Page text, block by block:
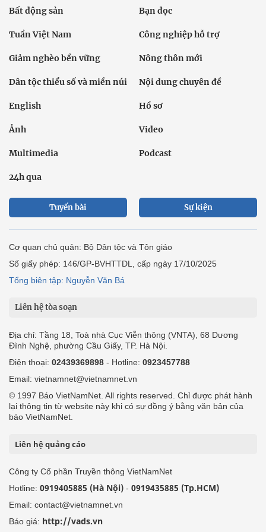
Bất động sản Bạn đọc
Tuần Việt Nam Công nghiệp hỗ trợ
Giảm nghèo bền vững Nông thôn mới
Dân tộc thiểu số và miền núi Nội dung chuyên đề
English Hồ sơ
Ảnh Video
Multimedia Podcast
24h qua
Tuyến bài Sự kiện
Cơ quan chủ quản: Bộ Dân tộc và Tôn giáo
Số giấy phép: 146/GP-BVHTTDL, cấp ngày 17/10/2025
Tổng biên tập: Nguyễn Văn Bá
Liên hệ tòa soạn
Địa chỉ: Tầng 18, Toà nhà Cục Viễn thông (VNTA), 68 Dương
Đình Nghệ, phường Cầu Giấy, TP. Hà Nội.
Điện thoại: 02439369898 - Hotline: 0923457788
Email: vietnamnet@vietnamnet.vn
© 1997 Báo VietNamNet. All rights reserved. Chỉ được phát hành
lại thông tin từ website này khi có sự đồng ý bằng văn bản của
báo VietNamNet.
Liên hệ quảng cáo
Công ty Cổ phần Truyền thông VietNamNet
Hotline: 0919405885 (Hà Nội) - 0919435885 (Tp.HCM)
Email: contact@vietnamnet.vn
Báo giá: http://vads.vn